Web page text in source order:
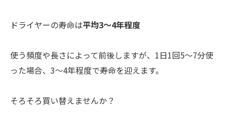
ドライヤーの寿命は平均3～4年程度
使う頻度や長さによって前後しますが、1日1回5～7分使
った場合、3～4年程度で寿命を迎えます。
そろそろ買い替えませんか？